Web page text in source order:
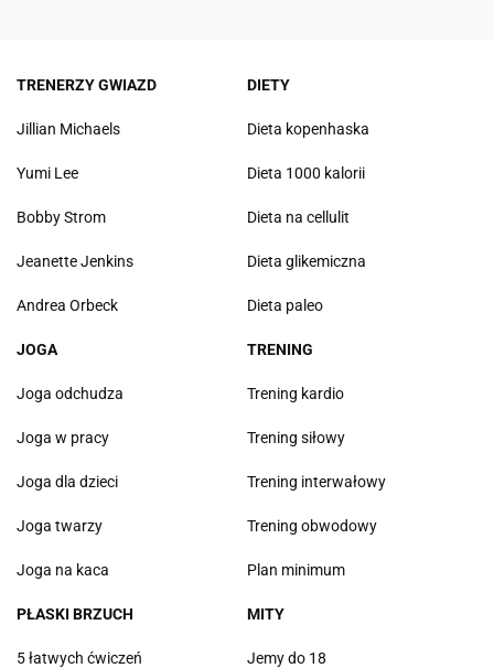
TRENERZY GWIAZD
Jillian Michaels
Yumi Lee
Bobby Strom
Jeanette Jenkins
Andrea Orbeck
DIETY
Dieta kopenhaska
Dieta 1000 kalorii
Dieta na cellulit
Dieta glikemiczna
Dieta paleo
JOGA
Joga odchudza
Joga w pracy
Joga dla dzieci
Joga twarzy
Joga na kaca
TRENING
Trening kardio
Trening siłowy
Trening interwałowy
Trening obwodowy
Plan minimum
PŁASKI BRZUCH
5 łatwych ćwiczeń
MITY
Jemy do 18